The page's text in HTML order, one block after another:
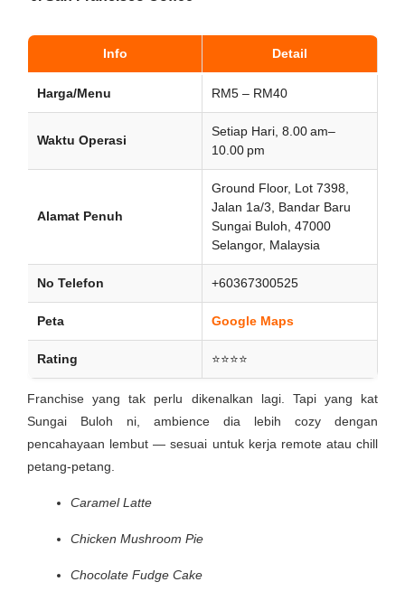
Info Detail
Harga/Menu RM5 – RM40
Waktu Operasi
Setiap Hari, 8.00 am–
10.00 pm
Alamat Penuh
Ground Floor, Lot 7398,
Jalan 1a/3, Bandar Baru
Sungai Buloh, 47000
Selangor, Malaysia
No Telefon +60367300525
Peta Google Maps
Rating ⭐⭐⭐⭐
Franchise yang tak perlu dikenalkan lagi. Tapi yang kat
Sungai Buloh ni, ambience dia lebih cozy dengan
pencahayaan lembut — sesuai untuk kerja remote atau chill
petang-petang.
Caramel Latte
Chicken Mushroom Pie
Chocolate Fudge Cake